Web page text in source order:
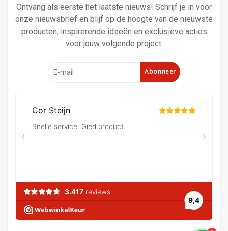
Ontvang als eerste het laatste nieuws! Schrijf je in voor
onze nieuwsbrief en blijf op de hoogte van de nieuwste
producten, inspirerende ideeën en exclusieve acties
voor jouw volgende project.
Abonneer